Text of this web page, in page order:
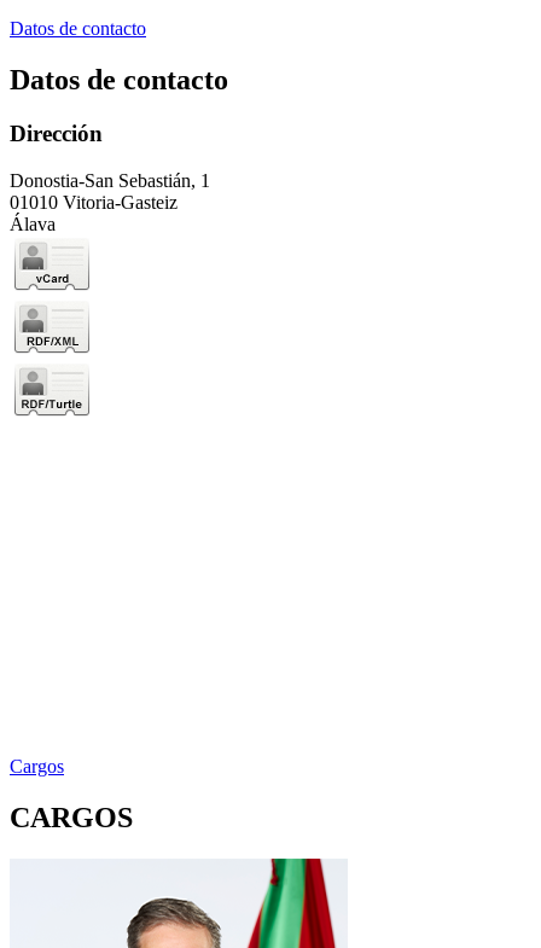
Datos de contacto
Datos de contacto
Dirección
Donostia-San Sebastián, 1
01010 Vitoria-Gasteiz
Álava
Cargos
CARGOS